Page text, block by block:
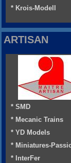
* Krois-Modell
ARTISAN
* SMD
* Mecanic Trains
* YD Models
* Miniatures-
* InterFer